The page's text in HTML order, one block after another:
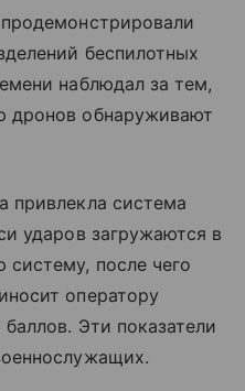
беспилотных
наблюдал за тем,
дронов обнаруживают
привлекла система
ударов загружаются в
систему, после чего
оператору
Эти показатели